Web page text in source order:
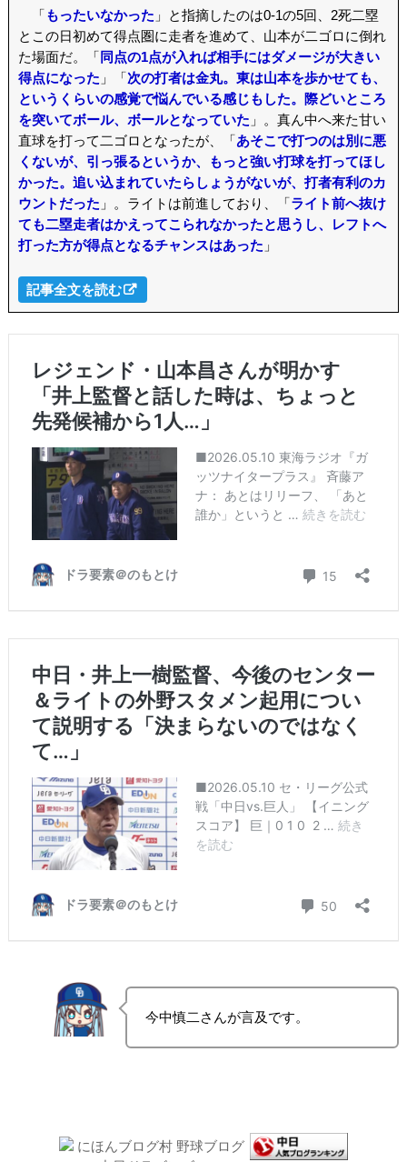
「もったいなかった 」と指摘したのは0-1の5回、2死二塁
とこの日初めて得点圏に走者を進めて、山本が二ゴロに倒れ
た場面だ。「 同点の1点が入れば相手にはダメージが大きい
得点になった 」「次の打者は金丸。東は山本を歩かせても、
というくらいの感覚で悩んでいる感じもした。際どいところ
を突いてボール、ボールとなっていた 」。真ん中へ来た甘い
直球を打って二ゴロとなったが、「あそこで打つのは別に悪
くないが、引っ張るというか、もっと強い打球を打ってほし
かった。追い込まれていたらしょうがないが、打者有利のカ
ウントだった 」。ライトは前進しており、「ライト前へ抜け
ても二塁走者はかえってこられなかったと思うし、レフトへ
打った方が得点となるチャンスはあった 」
記事全文を読む
今中慎二さんが言及です。